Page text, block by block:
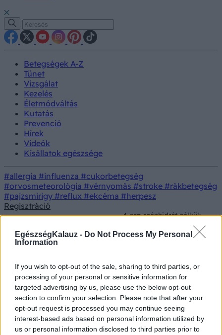
EgészségKalauz - Do Not Process My Personal
Information
If you wish to opt-out of the sale, sharing to third parties, or
processing of your personal or sensitive information for
targeted advertising by us, please use the below opt-out
section to confirm your selection. Please note that after your
opt-out request is processed you may continue seeing
interest-based ads based on personal information utilized by
us or personal information disclosed to third parties prior to
Betegségek A-Z
Tünet
Vizsgálat
Kezelés
Életmódváltás
Kutatás
Prevenció
Hírek
Videók
Kisállatok egészsége
#allergia #influenza #cukorbetegség
#orvosmeteorológia #vérnyomás #stroke #rákbetegség
#pajzsmirigy #reflux #ekcéma #herpesz
Regisztráció
4 nap szénhidrát nélkül:
szervezetben, ha
4 nap szénhidrát nélkül: ez történik
a szervezetben, ha ketózisba kerül